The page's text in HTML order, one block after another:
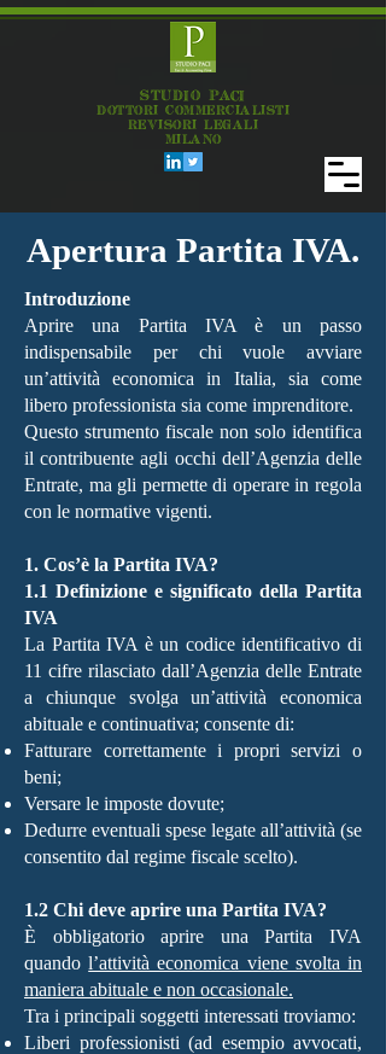
STUDIO PACI
DOTTORI COMMERCIALISTI
REVISORI LEGALI
MILANO
Apertura Partita IVA.
Introduzione
Aprire una Partita IVA è un passo
indispensabile per chi vuole avviare
un’attività economica in Italia, sia come
libero professionista sia come imprenditore.
Questo strumento fiscale non solo identifica
il contribuente agli occhi dell’Agenzia delle
Entrate, ma gli permette di operare in regola
con le normative vigenti.
1. Cos’è la Partita IVA?
1.1 Definizione e significato della Partita
IVA
La Partita IVA è un codice identificativo di
11 cifre rilasciato dall’Agenzia delle Entrate
a chiunque svolga un’attività economica
abituale e continuativa; consente di:
Fatturare correttamente i propri servizi o
beni;
Versare le imposte dovute;
Dedurre eventuali spese legate all’attività (se
consentito dal regime fiscale scelto).
1.2 Chi deve aprire una Partita IVA?
È obbligatorio aprire una Partita IVA
quandol’attività economica viene svolta in
maniera abituale e non occasionale.
Tra i principali soggetti interessati troviamo:
Liberi professionisti (ad esempio avvocati,